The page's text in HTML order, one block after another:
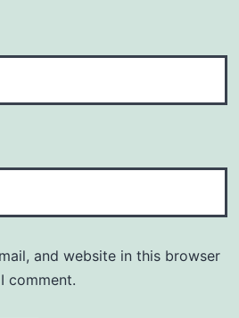
and website in this browser
comment.